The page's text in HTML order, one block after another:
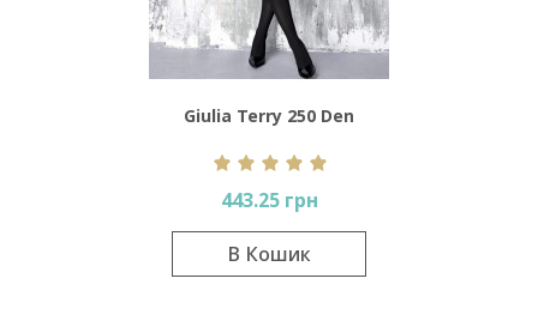
Giulia Terry 250 Den
443.25 грн
В Кошик